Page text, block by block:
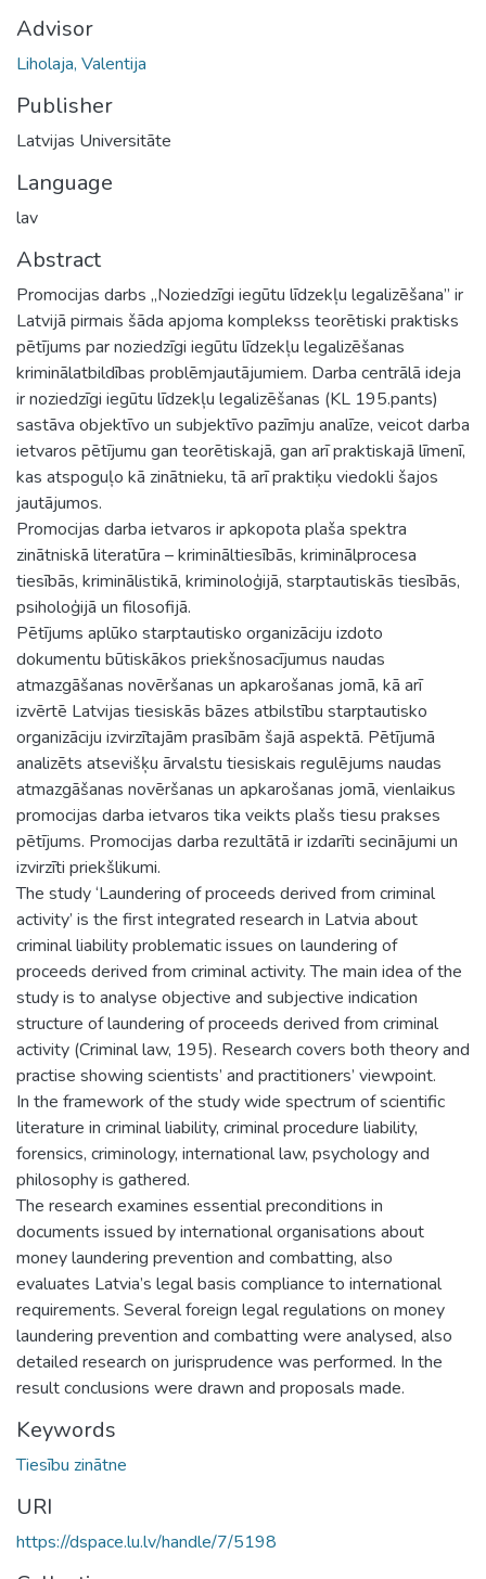
Advisor
Liholaja, Valentija
Publisher
Latvijas Universitāte
Language
lav
Abstract
Promocijas darbs „Noziedzīgi iegūtu līdzekļu legalizēšana” ir
Latvijā pirmais šāda apjoma komplekss teorētiski praktisks
pētījums par noziedzīgi iegūtu līdzekļu legalizēšanas
kriminālatbildības problēmjautājumiem. Darba centrālā ideja
ir noziedzīgi iegūtu līdzekļu legalizēšanas (KL 195.pants)
sastāva objektīvo un subjektīvo pazīmju analīze, veicot darba
ietvaros pētījumu gan teorētiskajā, gan arī praktiskajā līmenī,
kas atspoguļo kā zinātnieku, tā arī praktiķu viedokli šajos
jautājumos.
Promocijas darba ietvaros ir apkopota plaša spektra
zinātniskā literatūra – krimināltiesībās, kriminālprocesa
tiesībās, kriminālistikā, kriminoloģijā, starptautiskās tiesībās,
psiholoģijā un filosofijā.
Pētījums aplūko starptautisko organizāciju izdoto
dokumentu būtiskākos priekšnosacījumus naudas
atmazgāšanas novēršanas un apkarošanas jomā, kā arī
izvērtē Latvijas tiesiskās bāzes atbilstību starptautisko
organizāciju izvirzītajām prasībām šajā aspektā. Pētījumā
analizēts atsevišķu ārvalstu tiesiskais regulējums naudas
atmazgāšanas novēršanas un apkarošanas jomā, vienlaikus
promocijas darba ietvaros tika veikts plašs tiesu prakses
pētījums. Promocijas darba rezultātā ir izdarīti secinājumi un
izvirzīti priekšlikumi.
The study ‘Laundering of proceeds derived from criminal
activity’ is the first integrated research in Latvia about
criminal liability problematic issues on laundering of
proceeds derived from criminal activity. The main idea of the
study is to analyse objective and subjective indication
structure of laundering of proceeds derived from criminal
activity (Criminal law, 195). Research covers both theory and
practise showing scientists’ and practitioners’ viewpoint.
In the framework of the study wide spectrum of scientific
literature in criminal liability, criminal procedure liability,
forensics, criminology, international law, psychology and
philosophy is gathered.
The research examines essential preconditions in
documents issued by international organisations about
money laundering prevention and combatting, also
evaluates Latvia’s legal basis compliance to international
requirements. Several foreign legal regulations on money
laundering prevention and combatting were analysed, also
detailed research on jurisprudence was performed. In the
result conclusions were drawn and proposals made.
Keywords
Tiesību zinātne
URI
https://dspace.lu.lv/handle/7/5198